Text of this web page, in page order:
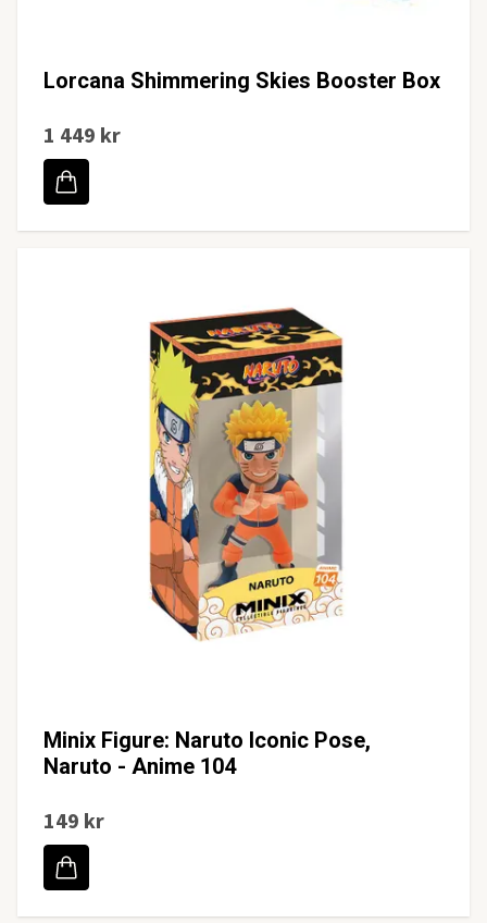
Lorcana Shimmering Skies Booster Box
1 449 kr
Minix Figure: Naruto Iconic Pose,
Naruto - Anime 104
149 kr